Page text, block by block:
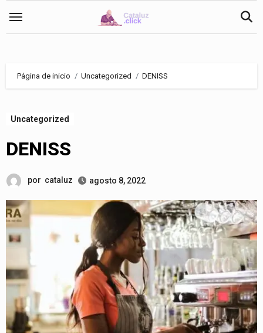
Página de inicio Uncategorized DENISS
Uncategorized
DENISS
por cataluz agosto 8, 2022